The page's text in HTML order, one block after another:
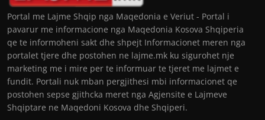
Portal me Lajme Shqip nga Maqedonia e Veriut - Portal i
pavarur me informacione nga Maqedonia Kosova Shqiperia
qe te informoheni sakt dhe shpejt Informacionet meren nga
portalet tjere dhe postohen ne lajme.mk ku sigurohet nje
marketing me i mire per te informuar te tjeret me lajmet e
fundit. Portali nuk mban pergjithesi mbi informacionet qe
postohen sepse gjithcka meret nga Agjensite e Lajmeve
Shqiptare ne Maqedoni Kosova dhe Shqiperi.